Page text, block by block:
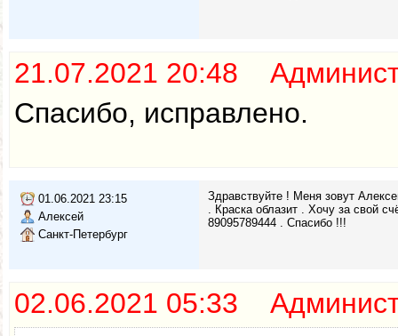
21.07.2021 20:48
Спасибо, исправлено.
01.06.2021 23:15
Алексей
Санкт-Петербург
Здравствуйте ! Меня зовут
. Краска облазит . Хочу за свой
89095789444 . Спасибо !!!
02.06.2021 05:33